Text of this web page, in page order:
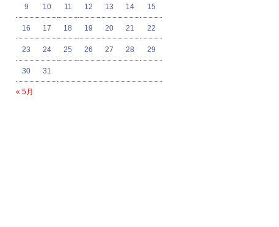
« 5月
9 10 11 12 13 14 15
16 17 18 19 20 21 22
23 24 25 26 27 28 29
30 31